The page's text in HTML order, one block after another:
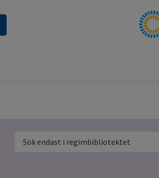
Sök endast i regimbibliotektet